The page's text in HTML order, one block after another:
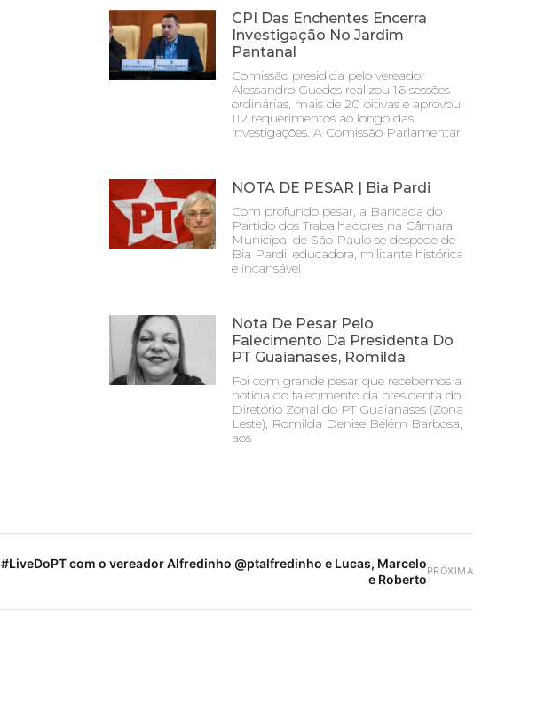
CPI Das Enchentes Encerra
Investigação No Jardim
Pantanal
Comissão presidida pelo vereador
Alessandro Guedes realizou 16 sessões
ordinárias, mais de 20 oitivas e aprovou
112 requerimentos ao longo das
investigações. A Comissão Parlamentar
NOTA DE PESAR | Bia Pardi
Com profundo pesar, a Bancada do
Partido dos Trabalhadores na Câmara
Municipal de São Paulo se despede de
Bia Pardi, educadora, militante histórica
e incansável
Nota De Pesar Pelo
Falecimento Da Presidenta Do
PT Guaianases, Romilda
Foi com grande pesar que recebemos a
notícia do falecimento da presidenta do
Diretório Zonal do PT Guaianases (Zona
Leste), Romilda Denise Belém Barbosa,
aos
PRÓXIMA
#LiveDoPT com o vereador Alfredinho @ptalfredinho e Lucas, Marcelo
e Roberto